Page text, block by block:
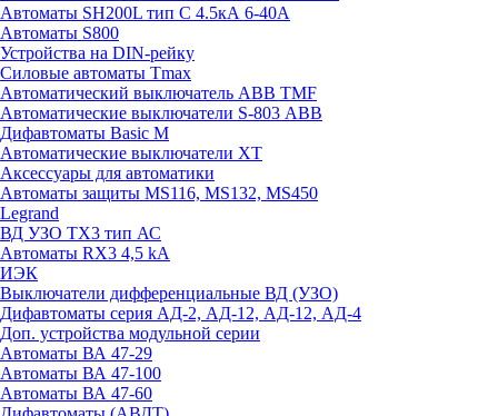
Автоматы SH200L тип С 4.5кА 6-40А
Автоматы S800
Устройства на DIN-рейку
Силовые автоматы Tmax
Автоматический выключатель ABB TMF
Автоматические выключатели S-803 АВВ
Дифавтоматы Basic M
Автоматические выключатели XT
Аксессуары для автоматики
Автоматы защиты MS116, MS132, MS450
Legrand
ВД УЗО TX3 тип АС
Автоматы RX3 4,5 kA
ИЭК
Выключатели дифференциальные ВД (УЗО)
Дифавтоматы серия АД-2, АД-12, АД-12, АД-4
Доп. устройства модульной серии
Автоматы ВА 47-29
Автоматы ВА 47-100
Автоматы ВА 47-60